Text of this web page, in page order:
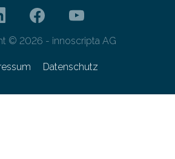
© 2026 - innoscripta AG
Datenschutz